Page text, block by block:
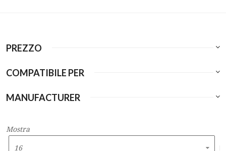
PREZZO
COMPATIBILE PER
MANUFACTURER
Mostra